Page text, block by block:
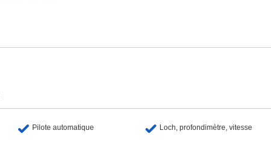
Pilote automatique Loch, profondimètre, vitesse